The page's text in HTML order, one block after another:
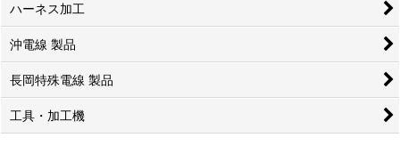
ハーネス加工
沖電線 製品
長岡特殊電線 製品
工具・加工機